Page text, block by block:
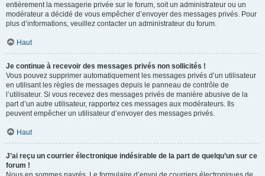
entièrement la messagerie privée sur le forum, soit un administrateur ou un
modérateur a décidé de vous empêcher d’envoyer des messages privés. Pour
plus d’informations, veuillez contacter un administrateur du forum.
Haut
Je continue à recevoir des messages privés non sollicités !
Vous pouvez supprimer automatiquement les messages privés d’un utilisateur
en utilisant les règles de messages depuis le panneau de contrôle de
l’utilisateur. Si vous recevez des messages privés de manière abusive de la
part d’un autre utilisateur, rapportez ces messages aux modérateurs. Ils
peuvent empêcher un utilisateur d’envoyer des messages privés.
Haut
J’ai reçu un courrier électronique indésirable de la part de quelqu’un sur ce
forum !